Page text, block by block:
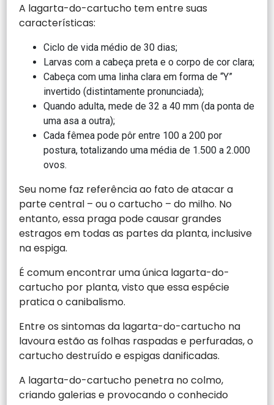
A lagarta-do-cartucho tem entre suas
características:
Ciclo de vida médio de 30 dias;
Larvas com a cabeça preta e o corpo de cor clara;
Cabeça com uma linha clara em forma de “Y”
invertido (distintamente pronunciada);
Quando adulta, mede de 32 a 40 mm (da ponta de
uma asa a outra);
Cada fêmea pode pôr entre 100 a 200 por
postura, totalizando uma média de 1.500 a 2.000
ovos.
Seu nome faz referência ao fato de atacar a
parte central – ou o cartucho – do milho. No
entanto, essa praga pode causar grandes
estragos em todas as partes da planta, inclusive
na espiga.
É comum encontrar uma única lagarta-do-
cartucho por planta, visto que essa espécie
pratica o canibalismo.
Entre os sintomas da lagarta-do-cartucho na
lavoura estão as folhas raspadas e perfuradas, o
cartucho destruído e espigas danificadas.
A lagarta-do-cartucho penetra no colmo,
criando galerias e provocando o conhecido